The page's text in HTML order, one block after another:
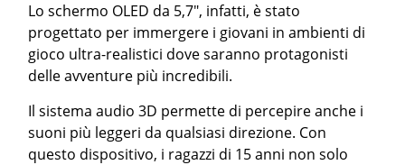
Lo schermo OLED da 5,7″, infatti, è stato
progettato per immergere i giovani in ambienti di
gioco ultra-realistici dove saranno protagonisti
delle avventure più incredibili.
Il sistema audio 3D permette di percepire anche i
suoni più leggeri da qualsiasi direzione. Con
questo dispositivo, i ragazzi di 15 anni non solo